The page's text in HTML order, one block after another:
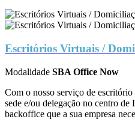
Escritórios Virtuais /
Modalidade SBA Office Now
Com o nosso serviço de
sede e/ou delegação no centro
backoffice que a sua empresa